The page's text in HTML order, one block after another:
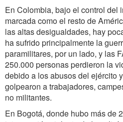
En Colombia, bajo el control del
marcada como el resto de
las altas desigualdades, hay
ha sufrido principalmente la
paramilitares, por un lado, y las
250.000 personas perdieron la
debido a los abusos del ejército
golpearon a trabajadores,
no militantes.
En Bogotá, donde hubo más de